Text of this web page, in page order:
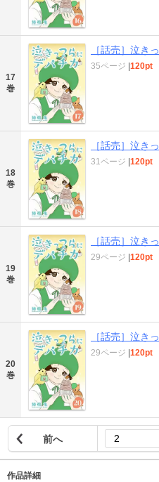
17
巻
［話売］泣き
35ページ |120pt
18
巻
［話売］泣き
31ページ |120pt
19
巻
［話売］泣き
29ページ |120pt
20
巻
［話売］泣き
29ページ |120pt
前へ
作品詳細